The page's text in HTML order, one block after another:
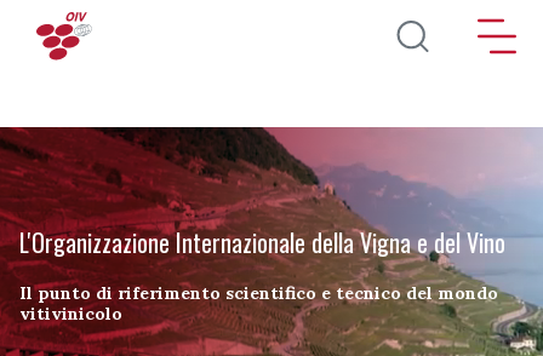
Salta al contenuto principale
L'Organizzazione Internazionale della Vigna e del Vino
Il punto di riferimento scientifico e tecnico del mondo
vitivinicolo